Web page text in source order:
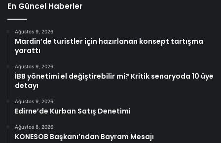
En Güncel Haberler
Ağustos 9, 2026
Mardin’de turistler için hazırlanan konsept tartışma
yarattı
Ağustos 9, 2026
İBB yönetimi el değiştirebilir mi? Kritik senaryoda 10 üye
detayı
Ağustos 9, 2026
Edirne’de Kurban Satış Denetimi
Ağustos 8, 2026
KONESOB Başkanı’ndan Bayram Mesajı